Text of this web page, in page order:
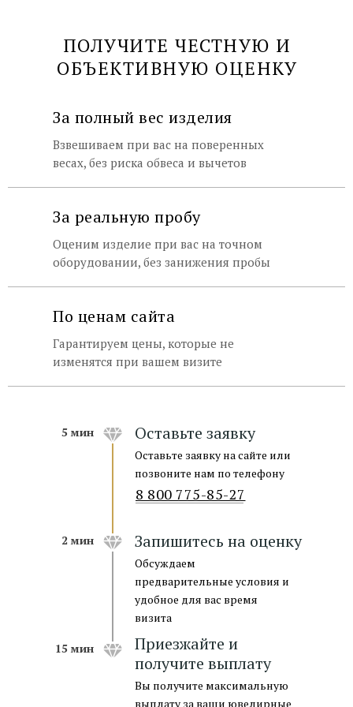
За полный вес изделия
ПОЛУЧИТЕ ЧЕСТНУЮ И
ОБЪЕКТИВНУЮ ОЦЕНКУ
За реальную пробу
Взвешиваем при вас на поверенных
весах, без риска обвеса и вычетов
Оценим изделие при вас на точном
оборудовании, без занижения пробы
По ценам сайта
Гарантируем цены, которые не
изменятся при вашем визите
Оставьте заявку на сайте или
позвоните нам по телефону
Оставьте заявку
Обсуждаем
предварительные условия и
удобное для вас время
визита
Запишитесь на оценку
Вы получите максимальную
выплату за ваши ювелирные
Приезжайте и
получите выплату
5 мин
2 мин
15 мин
8 800 775-85-27